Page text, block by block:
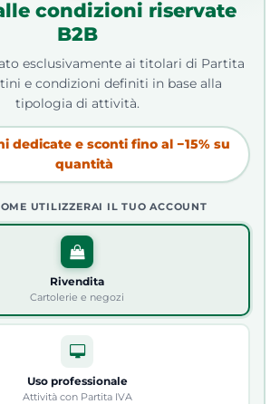
condizioni riservate
B2B
esclusivamente ai titolari di Partita
e condizioni definiti in base alla
tipologia di attività.
dedicate e sconti fino al −15% su
quantità
UTILIZZERAI IL TUO ACCOUNT
Rivendita
Cartolerie e negozi
Uso professionale
Attività con Partita IVA